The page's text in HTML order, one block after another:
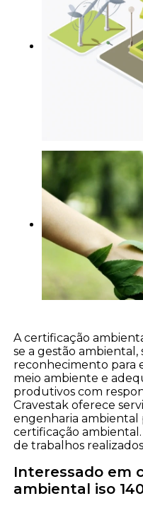
A certificação
se a gestão
reconhecimento para
meio ambiente e
produtivos com
Cravestak oferece
engenharia ambiental
certificação
de trabalhos
Interessado em
ambiental iso